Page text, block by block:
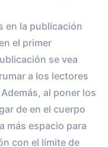
en la publicación
el primer
se vea
a los lectores
al poner los
de en el cuerpo
más espacio para
con el límite de